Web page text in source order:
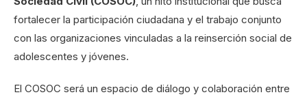
fortalecer la participación ciudadana y el trabajo conjunto
con las organizaciones vinculadas a la reinserción social de
adolescentes y jóvenes.
El COSOC será un espacio de diálogo y colaboración entre